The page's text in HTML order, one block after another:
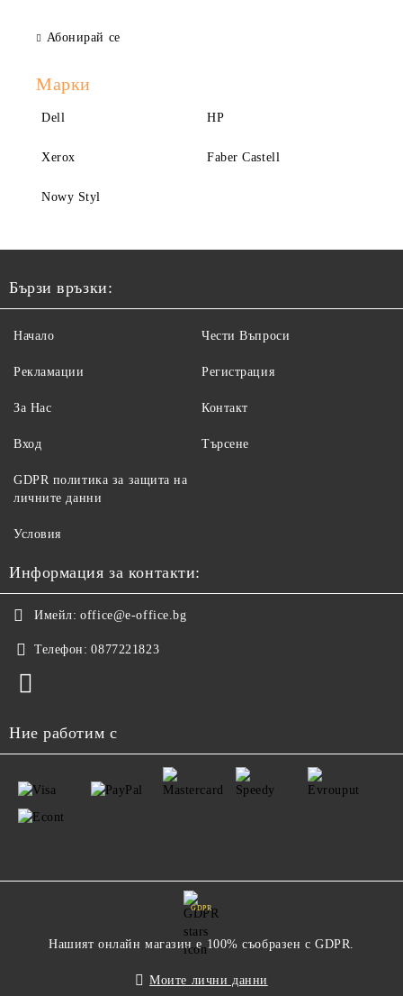
Абонирай се
Марки
Dell HP
Xerox Faber Castell
Nowy Styl
Бързи връзки:
Начало
Рекламации
За Нас
Вход
Чести Въпроси
Регистрация
Контакт
Търсене
GDPR политика за защита на
личните данни
Условия
Информация за контакти:
Имейл: office@e-office.bg
Телефон: 0877221823
Ние работим с
GDPR
Нашият онлайн магазин е 100% съобразен с GDPR.
Моите лични данни